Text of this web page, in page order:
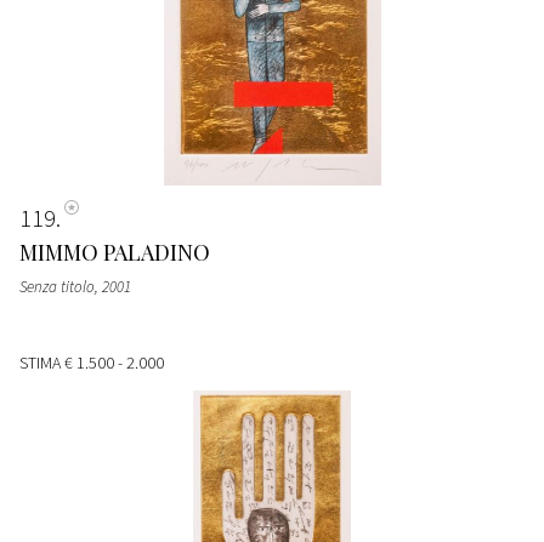
119
MIMMO PALADINO
Senza titolo, 2001
STIMA€ 1.500 - 2.000